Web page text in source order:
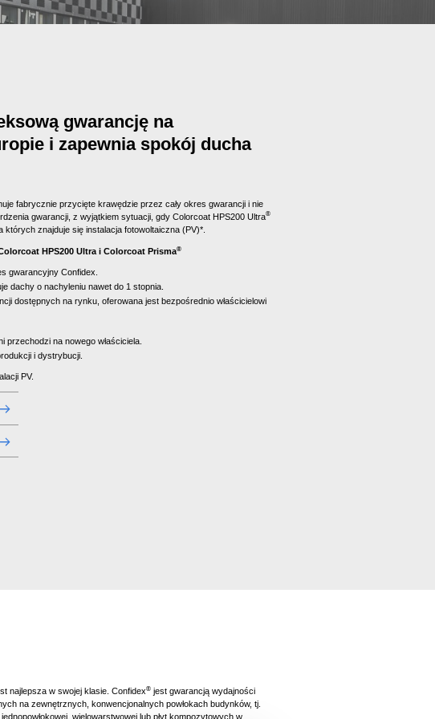
gwarancję na
i zapewnia spokój ducha
fabrycznie przycięte krawędzie przez cały okres gwarancji i nie
gwarancji, z wyjątkiem sytuacji, gdy Colorcoat HPS200 Ultra®
znajduje się instalacja fotowoltaiczna (PV)*.
HPS200 Ultra i Colorcoat Prisma®
gwarancyjny Confidex.
dachy o nachyleniu nawet do 1 stopnia.
dostępnych na rynku, oferowana jest bezpośrednio właścicielowi
przechodzi na nowego właściciela.
i dystrybucji.
PV.
najlepsza w swojej klasie. Confidex® jest gwarancją wydajności
na zewnętrznych, konwencjonalnych powłokach budynków, tj.
wielowarstwowej lub płyt kompozytowych w